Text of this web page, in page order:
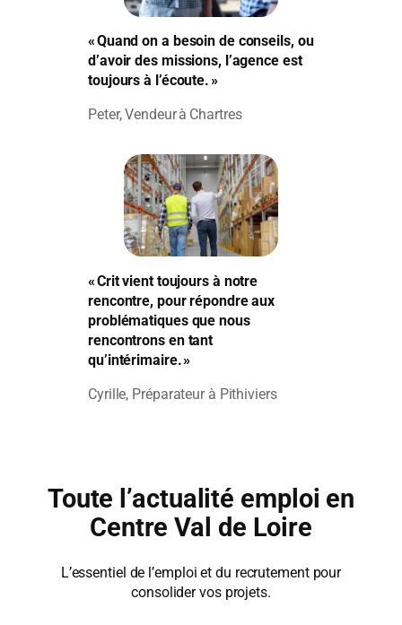
« Quand on a besoin de conseils, ou
d’avoir des missions, l’agence est
toujours à l’écoute. »
Peter, Vendeur à Chartres
« Crit vient toujours à notre
rencontre, pour répondre aux
problématiques que nous
rencontrons en tant
qu’intérimaire. »
Cyrille, Préparateur à Pithiviers
Toute l’actualité emploi en
Centre Val de Loire
L’essentiel de l’emploi et du recrutement pour
consolider vos projets.